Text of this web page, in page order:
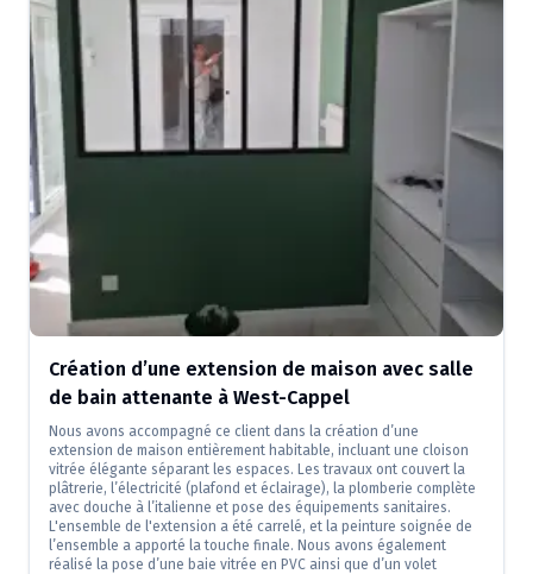
Création d’une extension de maison avec salle
de bain attenante à West-Cappel
Nous avons accompagné ce client dans la création d’une
extension de maison entièrement habitable, incluant une cloison
vitrée élégante séparant les espaces. Les travaux ont couvert la
plâtrerie, l’électricité (plafond et éclairage), la plomberie complète
avec douche à l’italienne et pose des équipements sanitaires.
L'ensemble de l'extension a été carrelé, et la peinture soignée de
l’ensemble a apporté la touche finale. Nous avons également
réalisé la pose d’une baie vitrée en PVC ainsi que d’un volet